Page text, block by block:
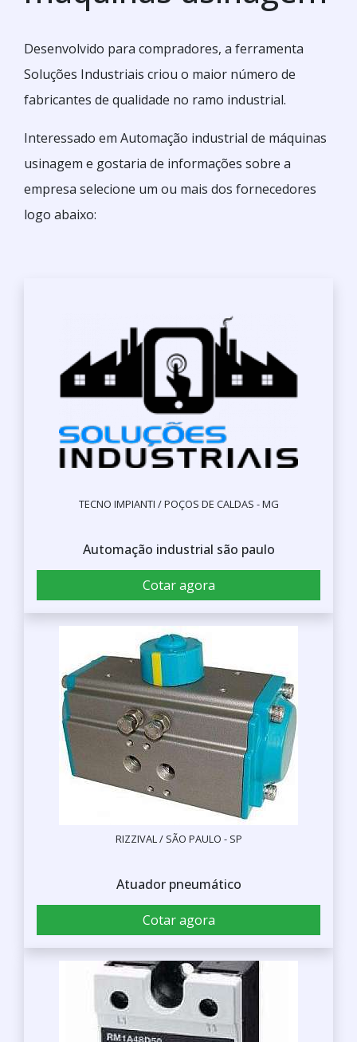
Desenvolvido para compradores, a ferramenta
Soluções Industriais criou o maior número de
fabricantes de qualidade no ramo industrial.
Interessado em Automação industrial de máquinas
usinagem e gostaria de informações sobre a
empresa selecione um ou mais dos fornecedores
logo abaixo:
TECNO IMPIANTI / POÇOS DE CALDAS - MG
Automação industrial são paulo
Cotar agora
RIZZIVAL / SÃO PAULO - SP
Atuador pneumático
Cotar agora